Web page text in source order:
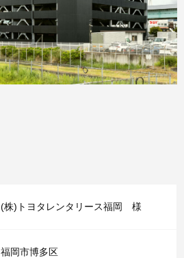
(株)トヨタレンタリース福岡 様
福岡市博多区